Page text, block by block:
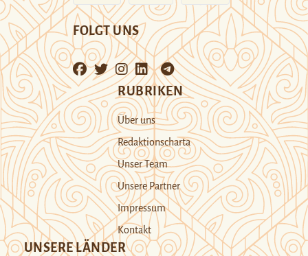
FOLGT UNS
RUBRIKEN
Über uns
Redaktionscharta
Unser Team
Unsere Partner
Impressum
Kontakt
UNSERE LÄNDER